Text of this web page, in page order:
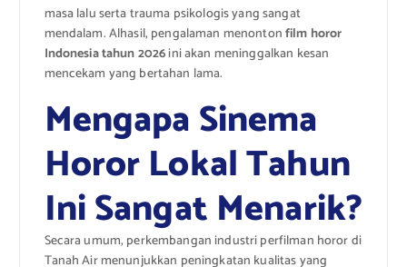
masa lalu serta trauma psikologis yang sangat
mendalam.Alhasil, pengalaman menontonfilm horor
Indonesia tahun 2026ini akan meninggalkan kesan
mencekam yang bertahan lama.
Mengapa Sinema
Horor Lokal Tahun
Ini Sangat Menarik?
Secara umum, perkembangan industri perfilman horor di
Tanah Air menunjukkan peningkatan kualitas yang